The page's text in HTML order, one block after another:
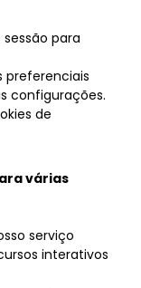
para
preferenciais
configurações.
de
várias
serviço
interativos